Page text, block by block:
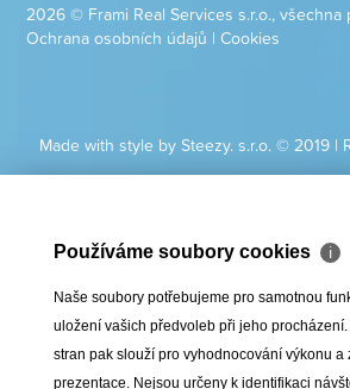
2026 © Frami Real Services s.r.o., všechna
Ochrana osobních údajů |Cookies
Made with style by Steezy. s.r.o. © 2019|
Používáme soubory cookies ℹ
Naše soubory potřebujeme pro samotnou
uložení vašich předvoleb při jeho
stran pak slouží pro vyhodnocování výkonu a
prezentace. Nejsou určeny k identifikaci